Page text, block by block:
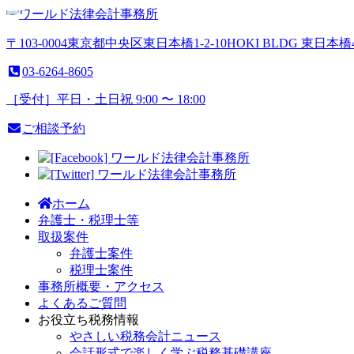
〒103-0004東京都中央区東日本橋1-2-10HOKI BLDG 東日本橋
03-6264-8605
［受付］平日・土日祝 9:00 〜 18:00
ご相談予約
ホーム
弁護士・ 税理士等
取扱案件
弁護士案件
税理士案件
事務所概要・ アクセス
よくある ご質問
お役立ち税務情報
やさしい税務会計ニュース